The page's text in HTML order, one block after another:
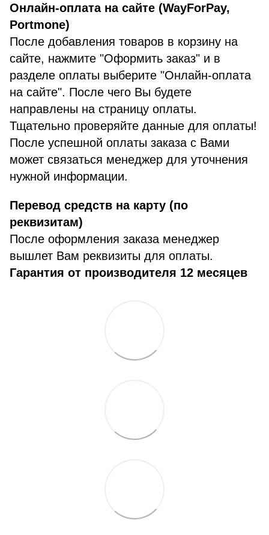
Онлайн-оплата на сайте (WayForPay,
Portmone)
После добавления товаров в корзину на
сайте, нажмите "Оформить заказ" и в
разделе оплаты выберите "Онлайн-оплата
на сайте". После чего Вы будете
направлены на страницу оплаты.
Тщательно проверяйте данные для оплаты!
После успешной оплаты заказа с Вами
может связаться менеджер для уточнения
нужной информации.
Перевод средств на карту (по
реквизитам)
После оформления заказа менеджер
вышлет Вам реквизиты для оплаты.
Гарантия от производителя 12 месяцев